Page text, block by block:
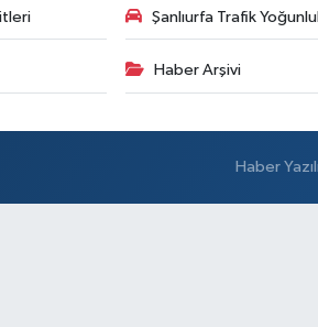
Şanlıurfa Trafik
Haber Arşivi
Haber